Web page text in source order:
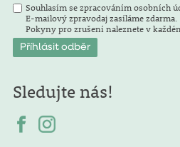
Souhlasím se zpracováním osobních
E-mailový zpravodaj zasíláme zdarma.
Pokyny pro zrušení naleznete v
Sledujte nás!